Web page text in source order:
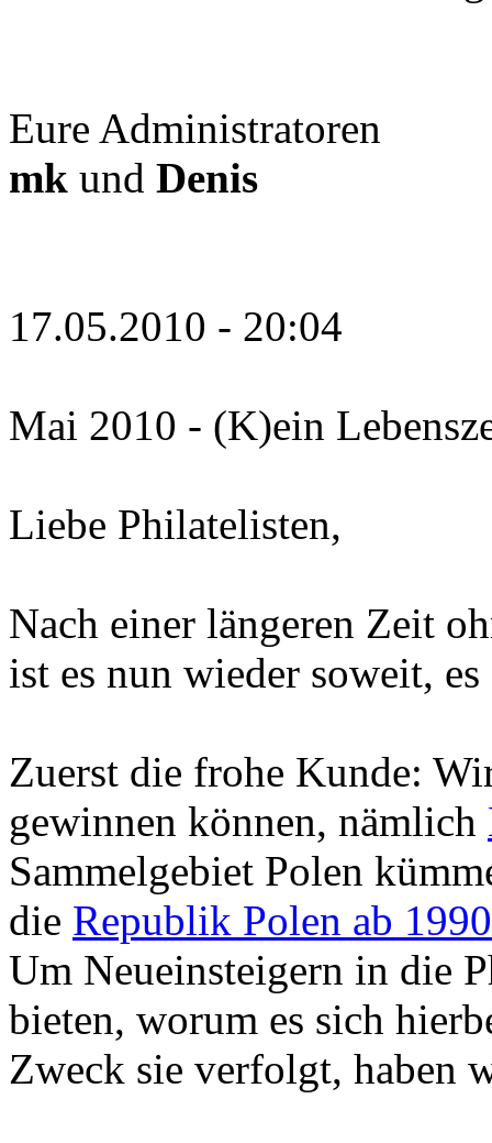
Eure Administratoren
mk und Denis
17.05.2010 - 20:04
Mai 2010 - (K)ein
Liebe Philatelisten,
Nach einer längeren Zeit
ist es nun wieder soweit,
Zuerst die frohe Kunde:
gewinnen können, nämlich
Sammelgebiet Polen
die Republik Polen ab 1990
Um Neueinsteigern in die
bieten, worum es sich
Zweck sie verfolgt, haben